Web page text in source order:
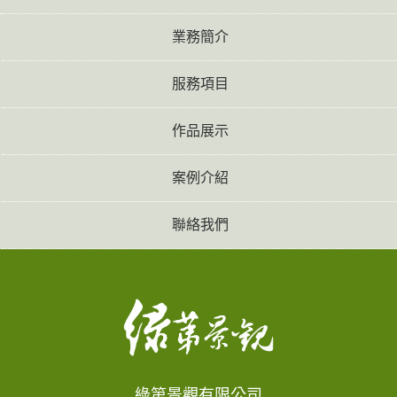
業務簡介
服務項目
作品展示
案例介紹
聯絡我們